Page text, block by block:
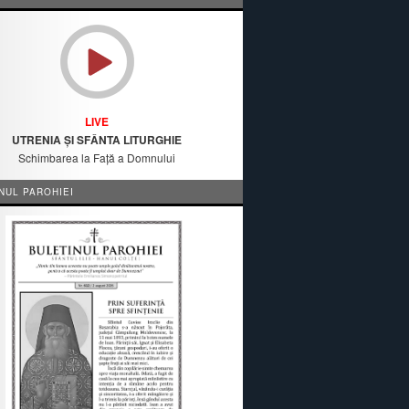
LIVE
UTRENIA ȘI SFÂNTA LITURGHIE
Schimbarea la Față a Domnului
PAROHIEI